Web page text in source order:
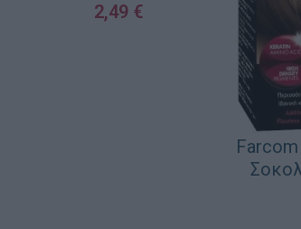
2,49 €